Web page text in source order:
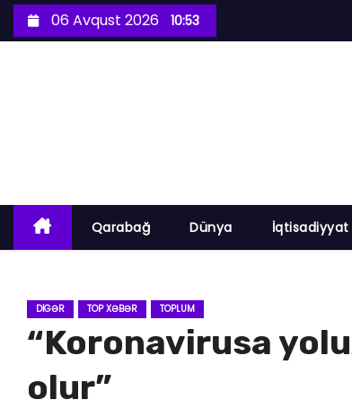
k
06 Avqust 2026 10:53
Qarabağ Dünya İqtisadiyyat
DIGƏR TOP XƏBƏR TOPLUM
“Koronavirusa
olur”